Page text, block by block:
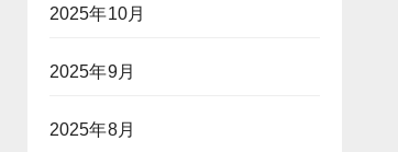
2025年10月
2025年9月
2025年8月